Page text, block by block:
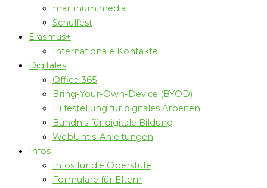
martinum.media
Schulfest
Erasmus+
Internationale Kontakte
Digitales
Office 365
Bring-Your-Own-Device (BYOD)
Hilfestellung für digitales Arbeiten
Bündnis für digitale Bildung
WebUntis-Anleitungen
Infos
Infos für die Oberstufe
Formulare für Eltern